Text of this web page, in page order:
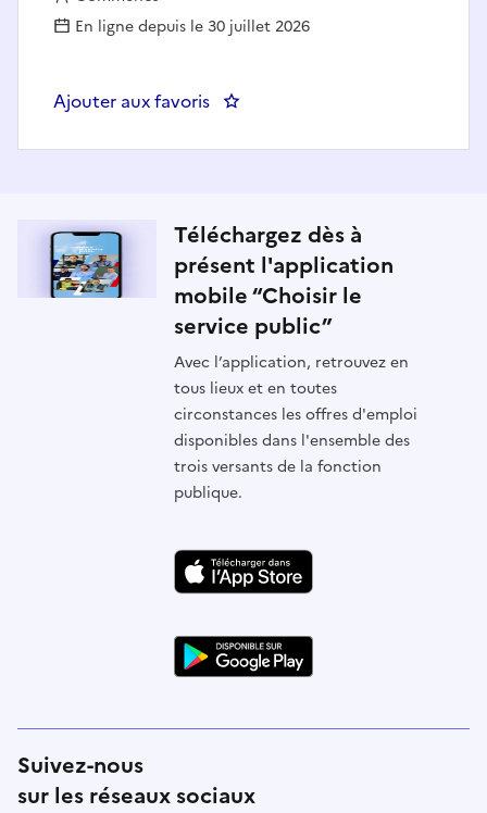
En ligne depuis le 30 juillet 2026
Ajouter aux favoris
Téléchargez dès à
présent l'application
mobile “Choisir le
service public”
Avec l’application, retrouvez en
tous lieux et en toutes
circonstances les offres d'emploi
disponibles dans l'ensemble des
trois versants de la fonction
publique.
Suivez-nous
sur les réseaux sociaux